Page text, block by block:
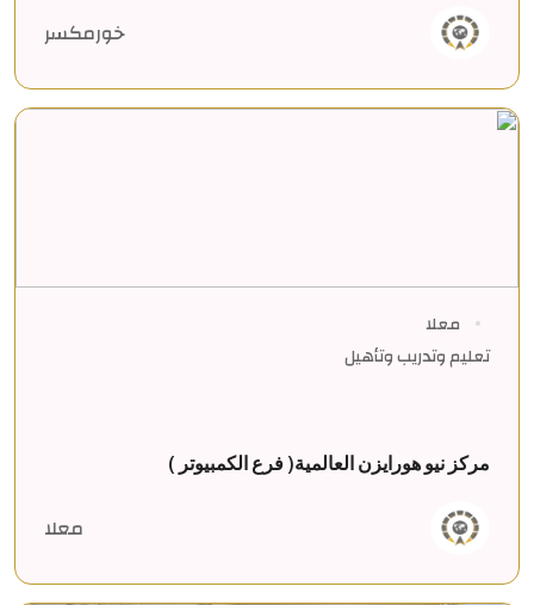
خورمكسر
معلا
تعليم وتدريب وتأهيل
مركز نيو هورايزن العالمية( فرع الكمبيوتر )
معلا